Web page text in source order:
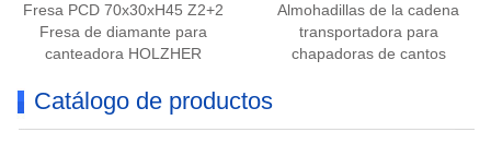
Fresa PCD 70x30xH45 Z2+2
Fresa de diamante para
canteadora HOLZHER
Almohadillas de la cadena
transportadora para
chapadoras de cantos
Catálogo de productos